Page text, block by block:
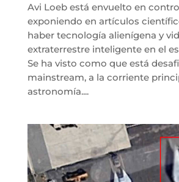
Avi Loeb está envuelto en
exponiendo en artículos
haber tecnología alienígena y
extraterrestre inteligente en el
Se ha visto como que está
mainstream, a la corriente
astronomía....